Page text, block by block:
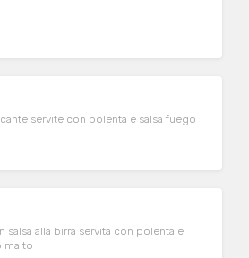
servite con polenta e salsa fuego
salsa alla birra servita con polenta e
malto